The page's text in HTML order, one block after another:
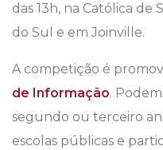
das 13h, na Católica de
do Sul e em Joinville.
A competição é
de Informação.
segundo ou terceiro
escolas públicas e